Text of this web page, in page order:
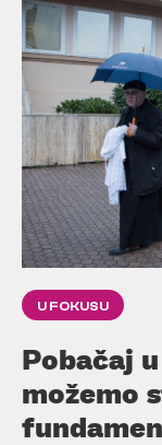
U FOKUSU
Pobačaj
možemo